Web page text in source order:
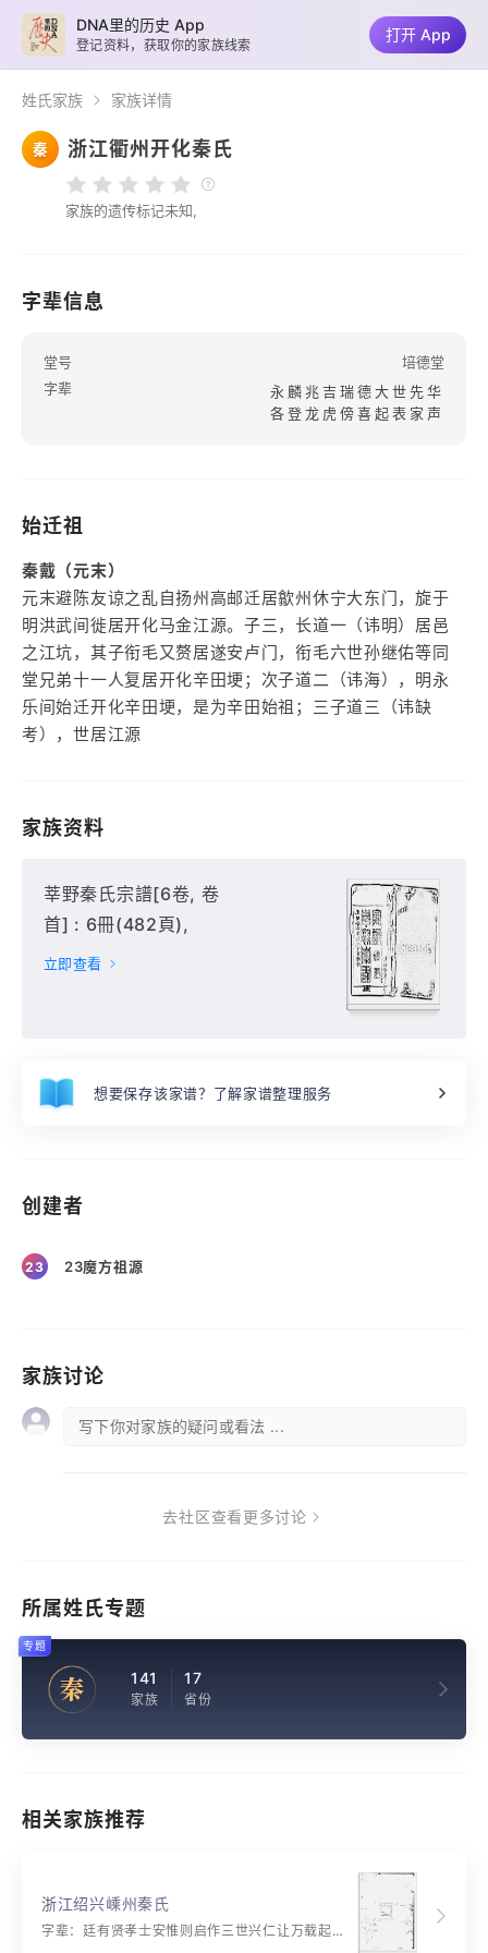
姓氏家族 家族详情
秦 浙江衢州开化秦氏
家族的遗传标记未知,
字辈信息
堂号
培德堂
字辈
永麟兆吉瑞德大世先华
各登龙虎傍喜起表家声
始迁祖
秦戴（元末）
元末避陈友谅之乱自扬州高邮迁居歙州休宁大东门，旋于
明洪武间徙居开化马金江源。子三，长道一（讳明）居邑
之江坑，其子衔毛又赘居遂安卢门，衔毛六世孙继佑等同
堂兄弟十一人复居开化辛田埂；次子道二（讳海），明永
乐间始迁开化辛田埂，是为辛田始祖；三子道三（讳缺
考），世居江源
家族资料
莘野秦氏宗譜[6卷, 卷
首] : 6冊(482頁),
立即查看
想要保存该家谱？了解家谱整理服务
创建者
23 23魔方祖源
家族讨论
写下你对家族的疑问或看法 ...
去社区查看更多讨论
所属姓氏专题
秦 141
家族
17
省份
专题
相关家族推荐
浙江绍兴嵊州秦氏
字辈：廷有贤孝士安惟则启作三世兴仁让万载起英豪光华昭祖德宜望庆自高
DNA里的历史 App
登记资料，获取你的家族线索
打开 App